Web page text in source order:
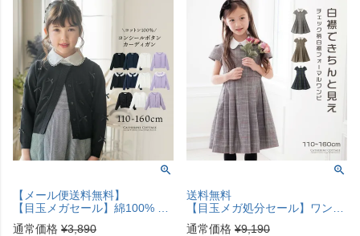
【メール便送料無料】
【目玉メガセール】綿100% コットン フォーマル カーディガン 女の子 ベロアリボンと見えないボタンで上品フォーマルな印象 冠婚葬祭にも最適 キッズ 子供服 ニット 入園式 入学式 卒業式 YUP12《メール便優先商品》 キャサリンコテージ
通常価格 ¥3,890
送料無料
【目玉メガ処分セール】ワンピース 入学式 女の子 チェック柄 清楚な白襟ワンピース 白襟 半袖 卒業式 ワンピース セレモニー 小学校 フォーマル キッズ キャサリンコテージ TAK
通常価格 ¥9,190